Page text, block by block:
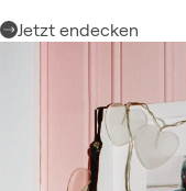
Jetzt endecken